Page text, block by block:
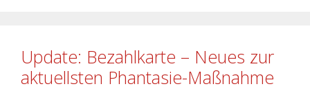
Update: Bezahlkarte – Neues zur
aktuellsten Phantasie-Maßnahme